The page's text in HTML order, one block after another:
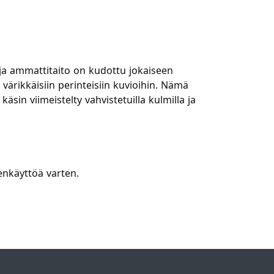
ammattitaito on kudottu jokaiseen
perinteisiin kuvioihin. Nämä
viimeistelty vahvistetuilla kulmilla ja
varten.